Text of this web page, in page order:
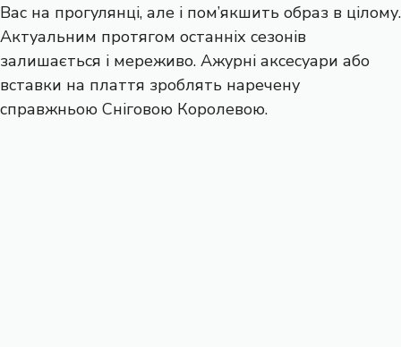
Вас на прогулянці, але і пом’якшить образ в цілому.
Актуальним протягом останніх сезонів
залишається і мереживо. Ажурні аксесуари або
вставки на плаття зроблять наречену
справжньою Сніговою Королевою.